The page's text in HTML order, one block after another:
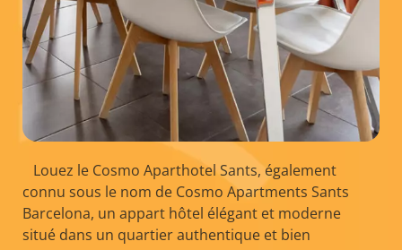
Louez le Cosmo Aparthotel Sants, également
connu sous le nom de Cosmo Apartments Sants
Barcelona, un appart hôtel élégant et moderne
situé dans un quartier authentique et bien